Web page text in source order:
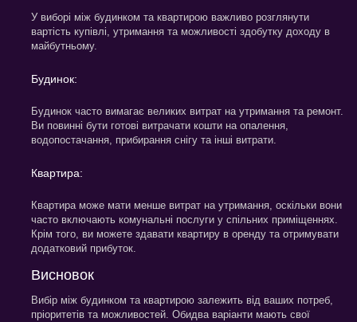
У виборі між будинком та квартирою важливо розглянути
вартість купівлі, утримання та можливості здобутку доходу в
майбутньому.
Будинок:
Будинок часто вимагає великих витрат на утримання та ремонт.
Ви повинні бути готові витрачати кошти на опалення,
водопостачання, прибирання снігу та інші витрати.
Квартира:
Квартира може мати менше витрат на утримання, оскільки вони
часто включають комунальні послуги у спільних приміщеннях.
Крім того, ви можете здавати квартиру в оренду та отримувати
додатковий прибуток.
Висновок
Вибір між будинком та квартирою залежить від ваших потреб,
пріоритетів та можливостей. Обидва варіанти мають свої